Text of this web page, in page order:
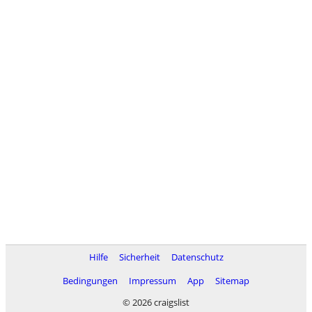
Hilfe Sicherheit
Datenschutz
Bedingungen
Impressum App
Sitemap
© 2026 craigslist